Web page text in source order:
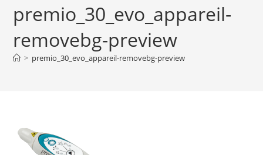
premio_30_evo_appareil-
removebg-preview
> premio_30_evo_appareil-removebg-preview